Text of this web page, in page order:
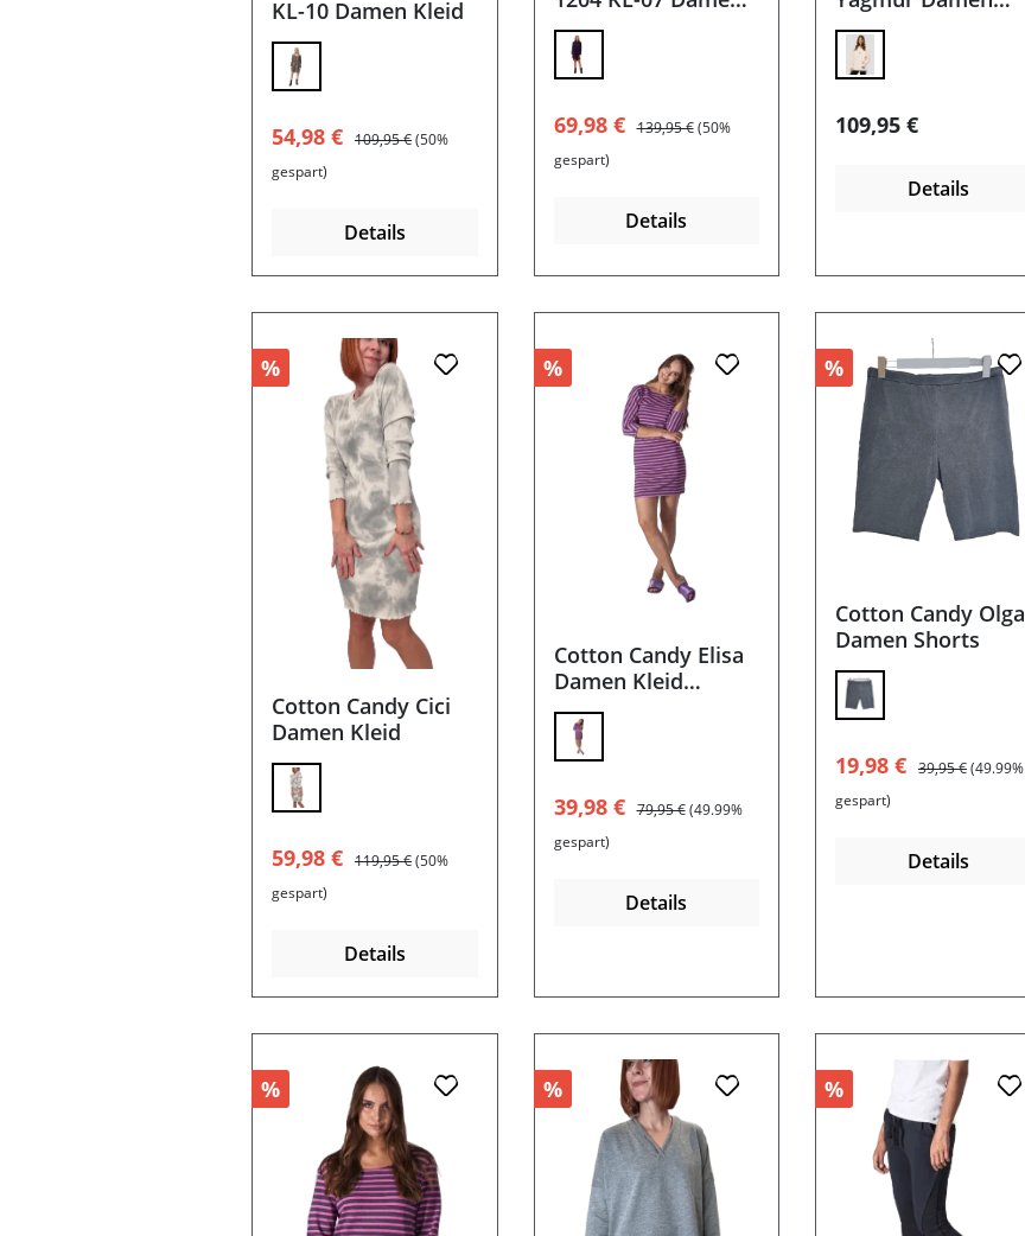
KL-10 Damen Kleid
Verkaufspreis:
54,98 € Regulärer Preis:
109,95 €(50%
gespart)
Details
Kleid
Verkaufspreis:
69,98 € Regulärer Preis:
139,95 € (50%
gespart)
Details
Hoodie
Regulärer Preis:
109,95 €
Details
%
Cotton Candy Cici
Damen Kleid
Verkaufspreis:
59,98 € Regulärer Preis:
119,95 €(50%
gespart)
Details
%
Cotton Candy Elisa
Damen Kleid
geringelt
Verkaufspreis:
39,98 € Regulärer Preis:
79,95 € (49.99%
gespart)
Details
%
Cotton Candy Olga
Damen Shorts
Verkaufspreis:
19,98 € Regulärer Preis:
39,95 €(49.99%
gespart)
Details
% % %